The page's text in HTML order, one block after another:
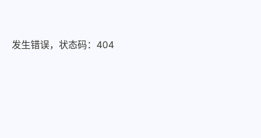
发生错误，状态码： 404